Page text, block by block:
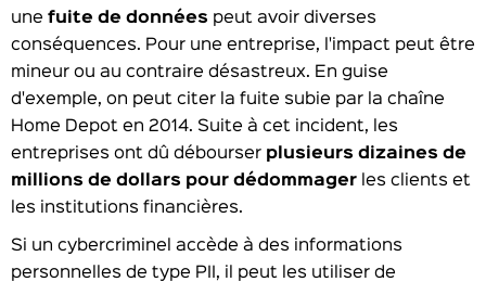
une fuite de données peut avoir diverses
conséquences. Pour une entreprise, l'impact peut être
mineur ou au contraire désastreux. En guise
d'exemple, on peut citer la fuite subie par la chaîne
Home Depot en 2014. Suite à cet incident, les
entreprises ont dû débourser plusieurs dizaines de
millions de dollars pour dédommager les clients et
les institutions financières.
Si un cybercriminel accède à des informations
personnelles de type PII, il peut les utiliser de